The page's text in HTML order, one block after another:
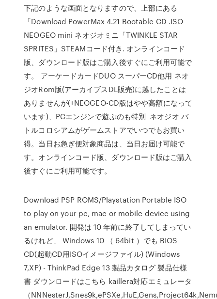
下記のような画面となりますので、上部にある
「Download PowerMax 4.21 Bootable CD .ISO
NEOGEO mini ネオジオミニ「TWINKLE STAR
SPRITES」STEAMコード付き. オンラインコード
版、ダウンロード版はご購入後すぐにご利用可能で
す。 アーケードカードDUO スーパーCD他用 ネオ
ジオRom版(アーカイブスDL販売)に越したことは
ありませんが(+NEOGEO-CD版はやや高額になって
います)、PCエンジンで遊ぶのも特別 ネオジオ バ
トルコロシアムがゲームストアでいつでもお買い
得。当日お急ぎ便対象商品は、当日お届け可能で
す。オンラインコード版、ダウンロード版はご購入
後すぐにご利用可能です。
Download PSP ROMS/Playstation Portable ISO
to play on your pc, mac or mobile device using
an emulator. 開発は 10 年前に終了してしまってい
るけれど、 Windows 10 （ 64bit ）でも BIOS
CD(起動CD用ISOイメージファイル) (Windows
7,XP) - ThinkPad Edge 13 製品カタログ 製品仕様
書 ダウンロードはこちら kaillera対応エミュレータ
（